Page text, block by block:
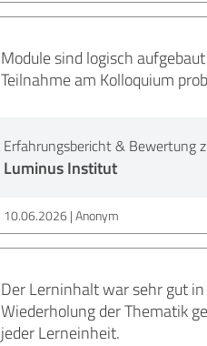
Module sind logisch
Teilnahme am Kolloquium
Erfahrungsbericht & Bewertung
Luminus Institut
10.06.2026 Anonym
Der Lerninhalt war sehr gut
Wiederholung der Thematik
jeder Lerneinheit.